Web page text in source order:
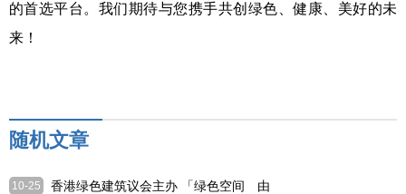
的首选平台。我们期待与您携手共创绿色、健康、美好的未
来！
随机文章
10-25
香港绿色建筑议会主办 「绿色空间 由